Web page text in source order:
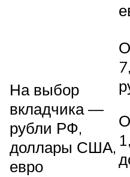
На выбор
вкладчика —
рубли РФ,
доллары США,
евро